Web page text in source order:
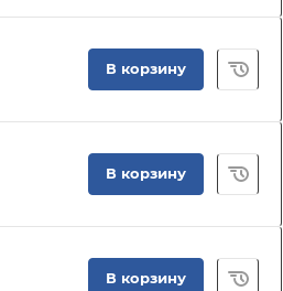
В корзину
В корзину
В корзину